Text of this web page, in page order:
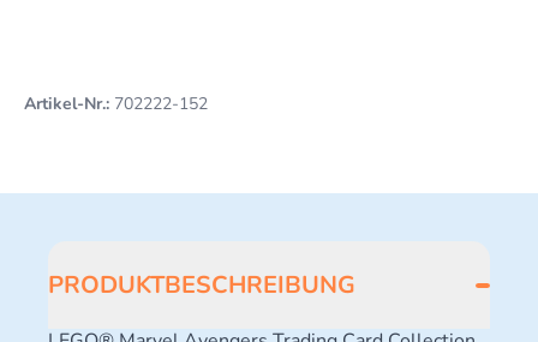
Artikel-Nr.: 702222-152
PRODUKTBESCHREIBUNG